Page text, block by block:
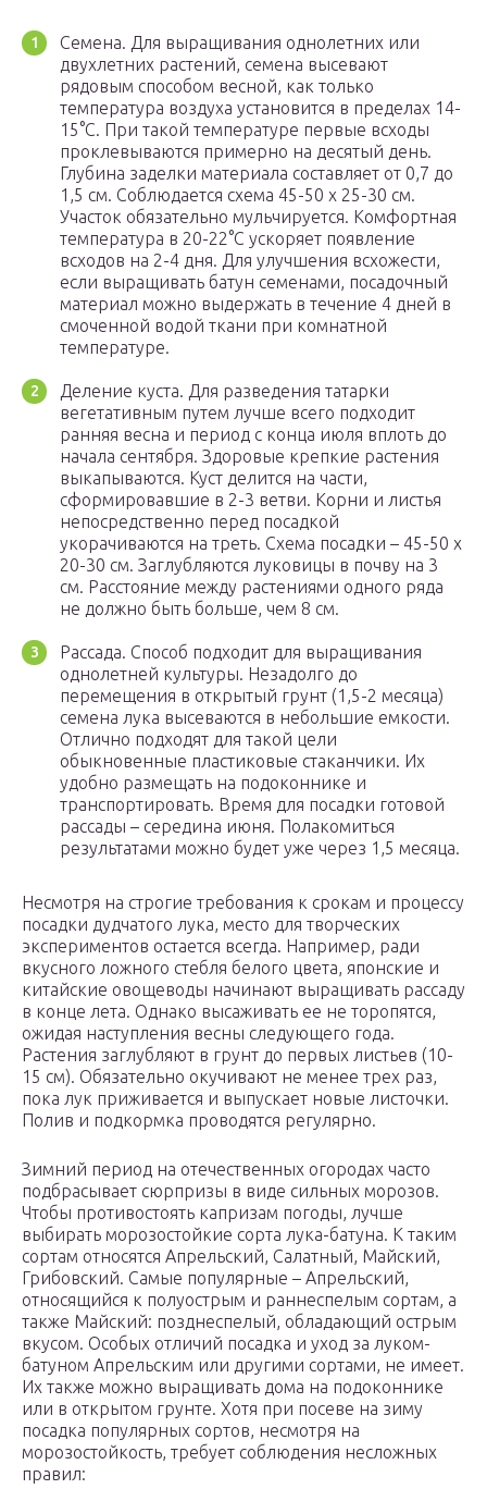
Семена. Для выращивания однолетних или
двухлетних растений, семена высевают
рядовым способом весной, как только
температура воздуха установится в пределах 14-
15°С. При такой температуре первые всходы
проклевываются примерно на десятый день.
Глубина заделки материала составляет от 0,7 до
1,5 см. Соблюдается схема 45-50 х 25-30 см.
Участок обязательно мульчируется. Комфортная
температура в 20-22°С ускоряет появление
всходов на 2-4 дня. Для улучшения всхожести,
если выращивать батун семенами, посадочный
материал можно выдержать в течение 4 дней в
смоченной водой ткани при комнатной
температуре.
Деление куста. Для разведения татарки
вегетативным путем лучше всего подходит
ранняя весна и период с конца июля вплоть до
начала сентября. Здоровые крепкие растения
выкапываются. Куст делится на части,
сформировавшие в 2-3 ветви. Корни и листья
непосредственно перед посадкой
укорачиваются на треть. Схема посадки – 45-50 х
20-30 см. Заглубляются луковицы в почву на 3
см. Расстояние между растениями одного ряда
не должно быть больше, чем 8 см.
Рассада. Способ подходит для выращивания
однолетней культуры. Незадолго до
перемещения в открытый грунт (1,5-2 месяца)
семена лука высеваются в небольшие емкости.
Отлично подходят для такой цели
обыкновенные пластиковые стаканчики. Их
удобно размещать на подоконнике и
транспортировать. Время для посадки готовой
рассады – середина июня. Полакомиться
результатами можно будет уже через 1,5 месяца.
Несмотря на строгие требования к срокам и процессу
посадки дудчатого лука, место для творческих
экспериментов остается всегда. Например, ради
вкусного ложного стебля белого цвета, японские и
китайские овощеводы начинают выращивать рассаду
в конце лета. Однако высаживать ее не торопятся,
ожидая наступления весны следующего года.
Растения заглубляют в грунт до первых листьев (10-
15 см). Обязательно окучивают не менее трех раз,
пока лук приживается и выпускает новые листочки.
Полив и подкормка проводятся регулярно.
Зимний период на отечественных огородах часто
подбрасывает сюрпризы в виде сильных морозов.
Чтобы противостоять капризам погоды, лучше
выбирать морозостойкие сорта лука-батуна. К таким
сортам относятся Апрельский, Салатный, Майский,
Грибовский. Самые популярные – Апрельский,
относящийся к полуострым и раннеспелым сортам, а
также Майский: позднеспелый, обладающий острым
вкусом. Особых отличий посадка и уход за луком-
батуном Апрельским или другими сортами, не имеет.
Их также можно выращивать дома на подоконнике
или в открытом грунте. Хотя при посеве на зиму
посадка популярных сортов, несмотря на
морозостойкость, требует соблюдения несложных
правил: